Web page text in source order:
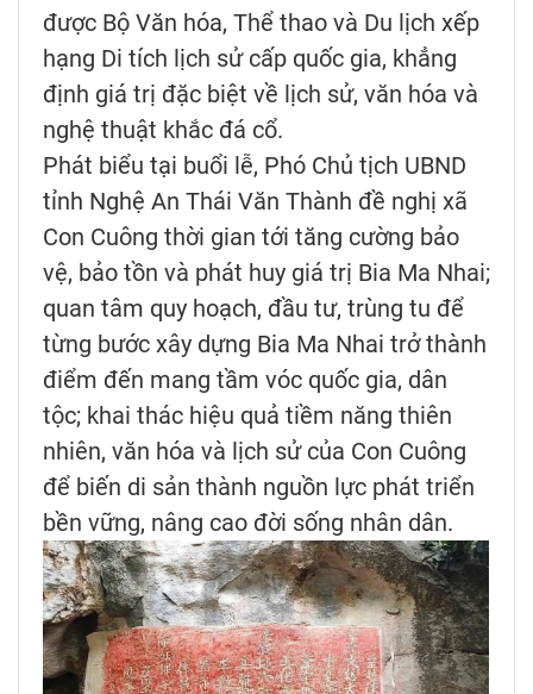
được Bộ Văn hóa, Thể thao và Du lịch xếp
hạng Di tích lịch sử cấp quốc gia, khẳng
định giá trị đặc biệt về lịch sử, văn hóa và
nghệ thuật khắc đá cổ.
Phát biểu tại buổi lễ, Phó Chủ tịch UBND
tỉnh Nghệ An Thái Văn Thành đề nghị xã
Con Cuông thời gian tới tăng cường bảo
vệ, bảo tồn và phát huy giá trị Bia Ma Nhai;
quan tâm quy hoạch, đầu tư, trùng tu để
từng bước xây dựng Bia Ma Nhai trở thành
điểm đến mang tầm vóc quốc gia, dân
tộc; khai thác hiệu quả tiềm năng thiên
nhiên, văn hóa và lịch sử của Con Cuông
để biến di sản thành nguồn lực phát triển
bền vững, nâng cao đời sống nhân dân.